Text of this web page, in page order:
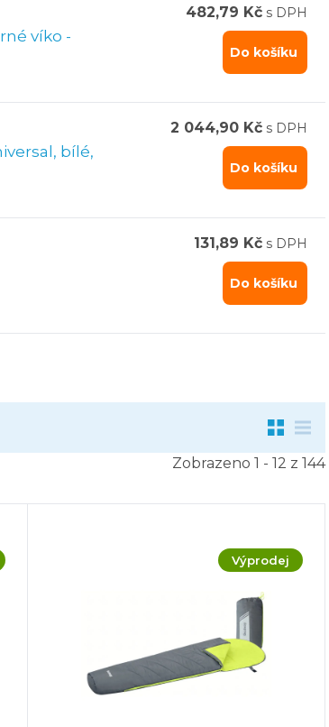
víko -
482,79 Kč s DPH
Do košíku
bílé,
2 044,90 Kč s DPH
Do košíku
131,89 Kč s DPH
Do košíku
Zobrazeno 1 - 12 z 144
Výprodej